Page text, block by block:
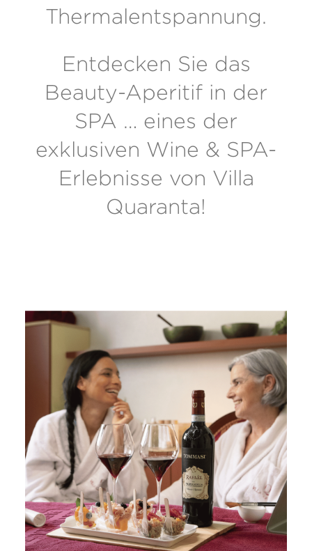
Thermalentspannung.
Entdecken Sie das
Beauty-Aperitif in der
SPA … eines der
exklusiven Wine & SPA-
Erlebnisse von Villa
Quaranta!